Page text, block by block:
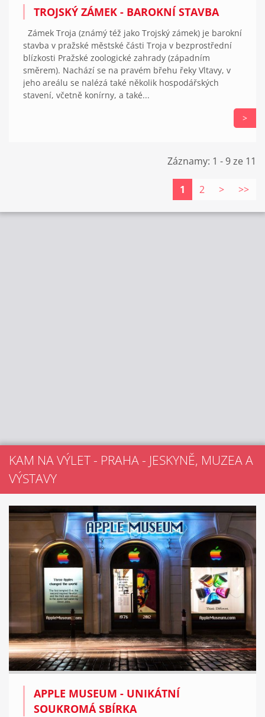
TROJSKÝ ZÁMEK - BAROKNÍ STAVBA
Zámek Troja (známý též jako Trojský zámek) je barokní
stavba v pražské městské části Troja v bezprostřední
blízkosti Pražské zoologické zahrady (západním
směrem). Nachází se na pravém břehu řeky Vltavy, v
jeho areálu se nalézá také několik hospodářských
stavení, včetně konírny, a také...
>
Záznamy: 1 - 9 ze 11
1 2 > >>
KAM NA VÝLET - PRAHA - JESKYNĚ, MUZEA A
VÝSTAVY
APPLE MUSEUM - UNIKÁTNÍ
SOUKROMÁ SBÍRKA